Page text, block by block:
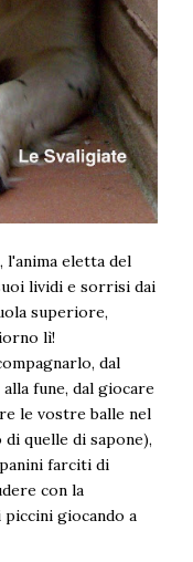
l'anima eletta del
lividi e sorrisi dai
superiore,
lì!
dal
fune, dal giocare
le vostre balle nel
quelle di sapone),
farciti di
con la
giocando a